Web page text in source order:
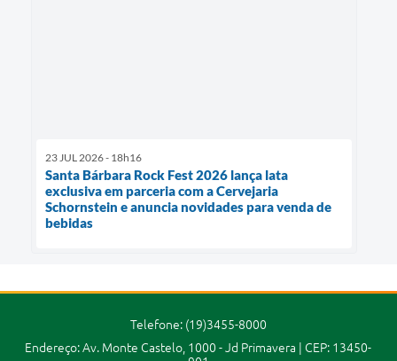
23 JUL 2026 - 18h16
Santa Bárbara Rock Fest 2026 lança lata
exclusiva em parceria com a Cervejaria
Schornstein e anuncia novidades para venda de
bebidas
Telefone: (19)3455-8000
Endereço: Av. Monte Castelo, 1000 - Jd Primavera | CEP: 13450-